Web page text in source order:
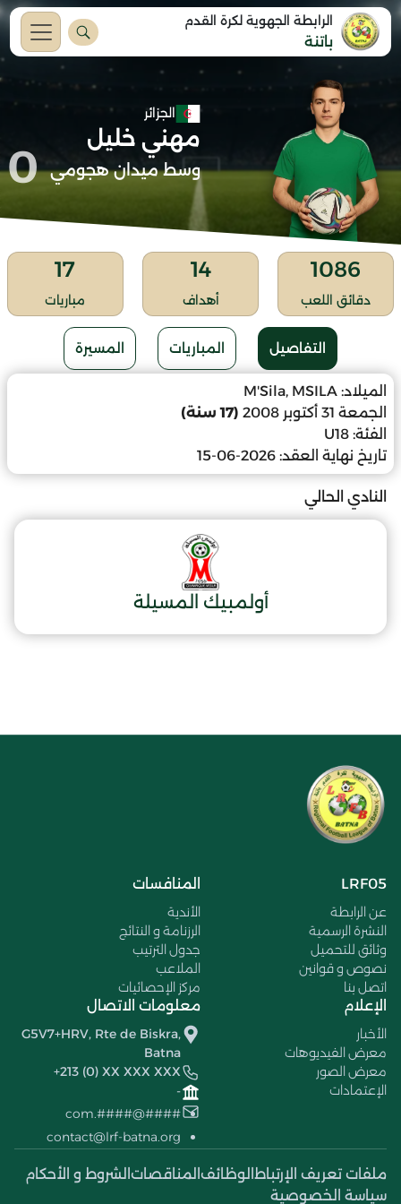
الرابطة الجهوية لكرة القدم
باتنة
الجزائر
مهني خليل
وسط ميدان هجومي 0
1086
دقائق اللعب
14
أهداف
17
مباريات
التفاصيل المباريات المسيرة
الميلاد: M'Sila, MSILA
الجمعة 31 أكتوبر 2008
(17 سنة)
الفئة: U18
تاريخ نهاية العقد: 2026-06-15
النادي الحالي
أولمبيك المسيلة
LRF05
عن الرابطة
النشرة الرسمية
وثائق للتحميل
نصوص و قوانين
اتصل بنا
المنافسات
الأندية
الرزنامة و النتائج
جدول الترتيب
الملاعب
مركز الإحصائيات
الإعلام
الأخبار
معرض الفيديوهات
معرض الصور
الإعتمادات
معلومات الاتصال
G5V7+HRV, Rte de Biskra,
Batna
+213 (0) XX XXX XXX
-
####@####.com
contact@lrf-batna.org
ملفات تعريف الإرتباط الوظائف المناقصات الشروط و الأحكام
سياسة الخصوصية